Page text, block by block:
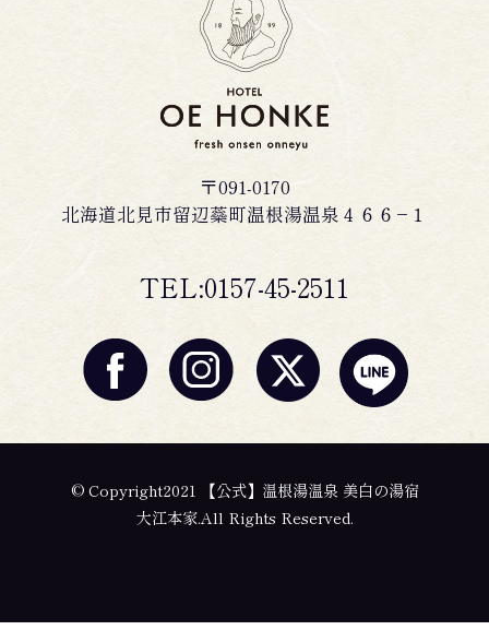
〒091-0170
北海道北見市留辺蘂町温根湯温泉４６６−１
TEL:0157-45-2511
© Copyright2021 【公式】温根湯温泉 美白の湯宿
大江本家.All Rights Reserved.